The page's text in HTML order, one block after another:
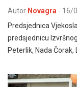
Autor Novagra - 16/
Predsjednica
predsjednicu
Peterlik, Nada Čorak,